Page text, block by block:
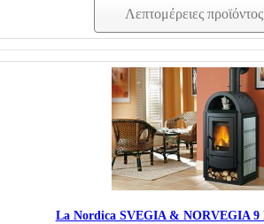
Λεπτομέρειες προϊόντος
La Nordica SVEGIA & NORVEGIA 9